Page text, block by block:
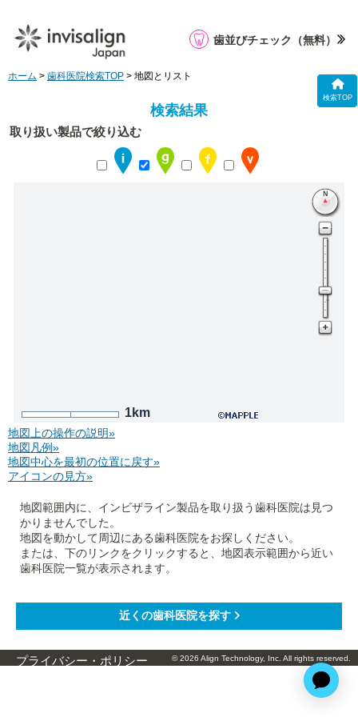
検索TOP
歯並びチェック （無料）
ホーム > 歯科医院検索TOP > 地図とリスト
検索結果
取り扱い製品で絞り込む
1km
地図上の操作の説明»
地図凡例»
地図中心を最初の位置に戻す»
アイコンの見方»
地図範囲内に、インビザライン製品を取り扱う歯科医院は見つ
かりませんでした。
地図を動かして周辺にある歯科医院をお探しください。
または、下のリンクをクリックすると、地図表示範囲から近い
歯科医院一覧が表示されます。
プライバシー・ポリシー © 2026 Align Technology, Inc. All rights reserved.